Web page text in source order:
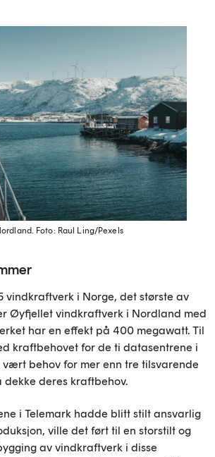
Foto: Raul Ling/Pexels
vindkraftverk i Norge, det største av
Øyfjellet vindkraftverk i Nordland med
har en effekt på 400 megawatt. Til
kraftbehovet for de ti datasentrene i
vært behov for mer enn tre tilsvarende
deres kraftbehov.
i Telemark hadde blitt stilt ansvarlig
ville det ført til en storstilt og
av vindkraftverk i disse